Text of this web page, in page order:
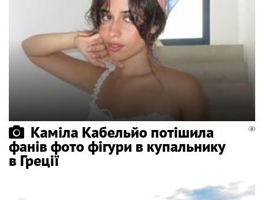
Каміла Кабельйо потішила
фанів фото фігури в купальнику
в Греції